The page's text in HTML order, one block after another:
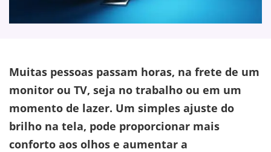
Muitas pessoas passam horas, na frete de um
monitor ou TV, seja no trabalho ou em um
momento de lazer. Um simples ajuste do
brilho na tela, pode proporcionar mais
conforto aos olhos e aumentar a